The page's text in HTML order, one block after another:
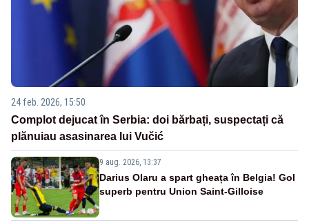
24 feb. 2026, 15:50
Complot dejucat în Serbia: doi bărbați, suspectați că
plănuiau asasinarea lui Vučić
9 aug. 2026, 13:37
Darius Olaru a spart gheața în Belgia! Gol
superb pentru Union Saint-Gilloise